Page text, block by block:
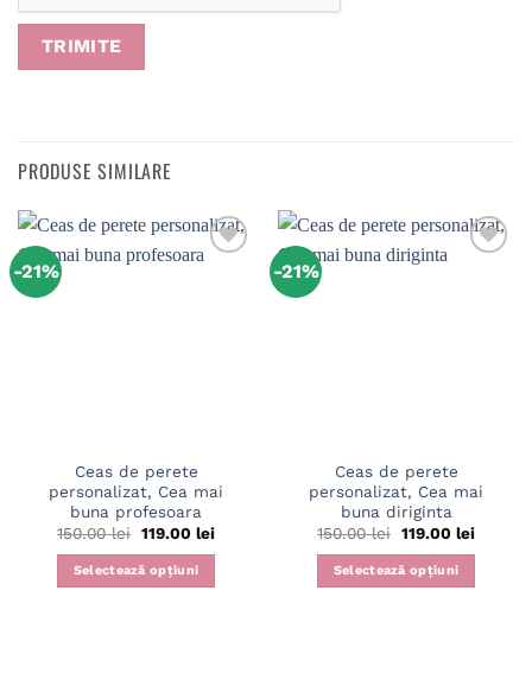
PRODUSE SIMILARE
-21%
Ceas de perete
personalizat, Cea mai
buna profesoara
150.00lei Prețul
a
fost:
150.00 lei.
119.00leiPrețul
Selectează opțiuni
-21%
Ceas de perete
personalizat, Cea mai
buna diriginta
150.00lei Prețul
a
fost:
150.00 lei.
119.00leiPrețul
Selectează opțiuni